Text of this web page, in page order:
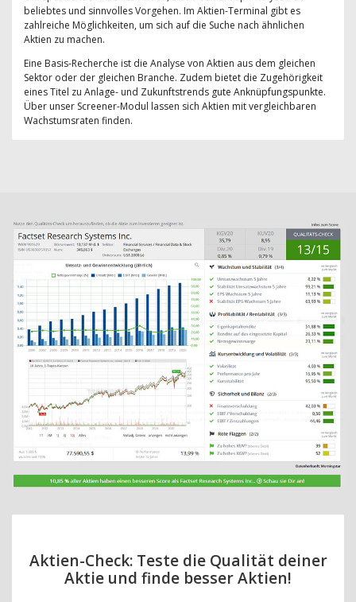
beliebtes und sinnvolles Vorgehen. Im Aktien-Terminal gibt es
zahlreiche Möglichkeiten, um sich auf die Suche nach ähnlichen
Aktien zu machen.
Eine Basis-Recherche ist die Analyse von Aktien aus dem gleichen
Sektor oder der gleichen Branche. Zudem bietet die Zugehörigkeit
eines Titel zu Anlage- und Zukunftstrends gute Anknüpfungspunkte.
Über unser Screener-Modul lassen sich Aktien mit vergleichbaren
Wachstumsraten finden.
Aktien-Check: Teste die Qualität deiner
Aktie und finde besser Aktien!